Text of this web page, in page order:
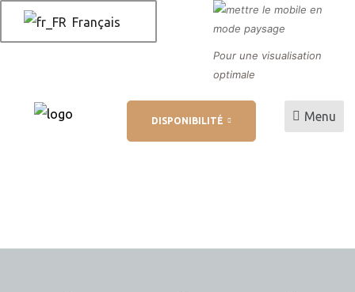
Français
Pour une visualisation
optimale
DISPONIBILITÉ Menu